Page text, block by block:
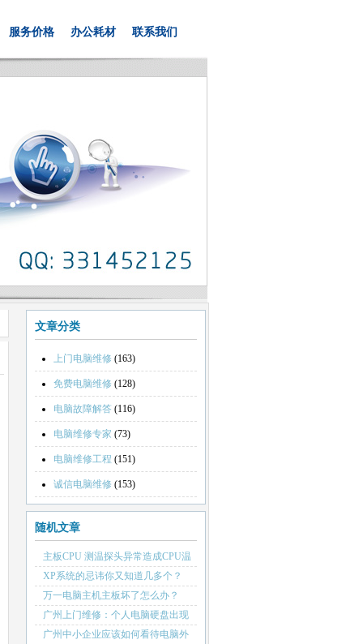
服务价格 办公耗材 联系我们
文章分类
上门电脑维修 (163)
免费电脑维修 (128)
电脑故障解答 (116)
电脑维修专家 (73)
电脑维修工程 (151)
诚信电脑维修 (153)
随机文章
主板CPU 测温探头异常造成CPU温
度瞬间过高
XP系统的忌讳你又知道几多个？
万一电脑主机主板坏了怎么办？
广州上门维修：个人电脑硬盘出现
故障后如何做保修
广州中小企业应该如何看待电脑外